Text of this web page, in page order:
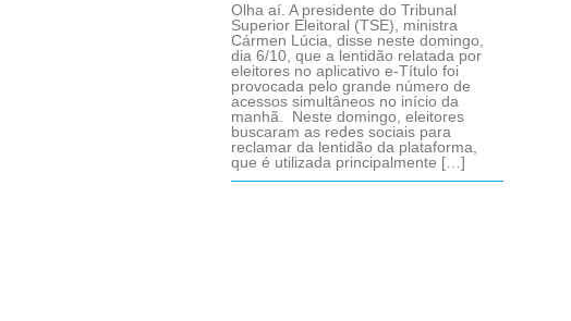
Olha aí. A presidente do Tribunal
Superior Eleitoral (TSE), ministra
Cármen Lúcia, disse neste domingo,
dia 6/10, que a lentidão relatada por
eleitores no aplicativo e-Título foi
provocada pelo grande número de
acessos simultâneos no início da
manhã. Neste domingo, eleitores
buscaram as redes sociais para
reclamar da lentidão da plataforma,
que é utilizada principalmente […]